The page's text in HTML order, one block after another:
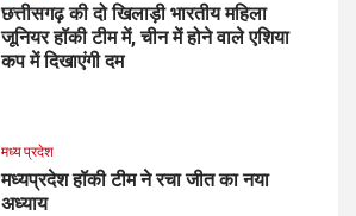
छत्तीसगढ़ की दो खिलाड़ी भारतीय महिला
जूनियर हॉकी टीम में, चीन में होने वाले एशिया
कप में दिखाएंगी दम
मध्य प्रदेश
मध्यप्रदेश हॉकी टीम ने रचा जीत का नया
अध्याय